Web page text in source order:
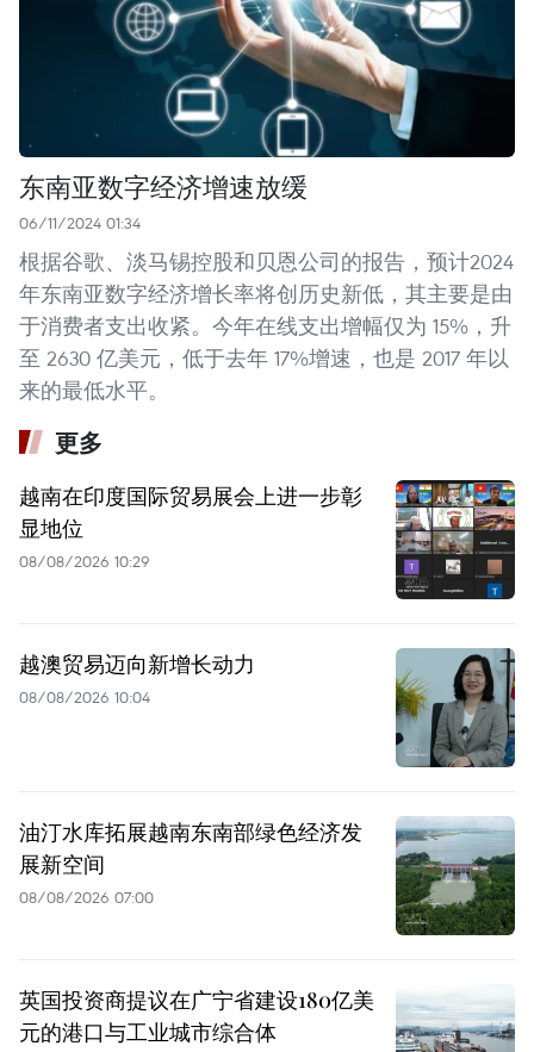
东南亚数字经济增速放缓
06/11/2024 01:34
根据谷歌、淡马锡控股和贝恩公司的报告，预计2024
年东南亚数字经济增长率将创历史新低，其主要是由
于消费者支出收紧。今年在线支出增幅仅为 15%，升
至 2630 亿美元，低于去年 17%增速，也是 2017 年以
来的最低水平。
更多
越南在印度国际贸易展会上进一步彰
显地位
08/08/2026 10:29
越澳贸易迈向新增长动力
08/08/2026 10:04
油汀水库拓展越南东南部绿色经济发
展新空间
08/08/2026 07:00
英国投资商提议在广宁省建设180亿美
元的港口与工业城市综合体